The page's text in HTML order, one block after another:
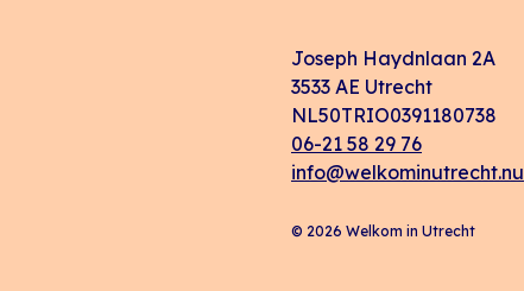
Joseph Haydnlaan 2A
3533 AE Utrecht
NL50TRIO0391180738
06-21 58 29 76
info@welkominutrecht.nu
© 2026 Welkom in Utrecht